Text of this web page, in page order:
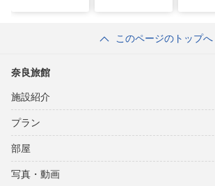
このページのトップへ
奈良旅館
施設紹介
プラン
部屋
写真・動画